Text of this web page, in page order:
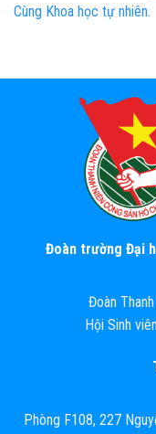
Cùng Khoa học tự nhiên.
Đoàn trường Đại
Đoàn
Hội Sinh
Phòng F108, 227